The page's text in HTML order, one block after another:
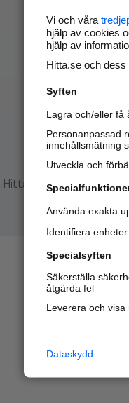
Hitta.se
Vi och våra
hjälp av cookies
hjälp av
Hitta.se och
Syften
Lagra och/eller få
Personanpassad
innehållsmätning
Utveckla och
Använda exakta
Identifiera
Specialsyften
Säkerställa
åtgärda fel
Leverera och
Dataskydd